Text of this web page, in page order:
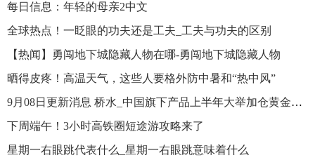
每日信息：年轻的母亲2中文
全球热点！一眨眼的功夫还是工夫_工夫与功夫的区别
【热闻】勇闯地下城隐藏人物在哪-勇闯地下城隐藏人物
晒得皮疼！高温天气，这些人要格外防中暑和“热中风”
9月08日更新消息 桥水_中国旗下产品上半年大举加仓黄金ETF_当前热讯
下周端午！3小时高铁圈短途游攻略来了
星期一右眼跳代表什么_星期一右眼跳意味着什么